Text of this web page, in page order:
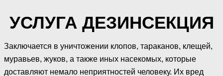
УСЛУГА ДЕЗИНСЕКЦИЯ
Заключается в уничтожении клопов, тараканов, клещей,
муравьев, жуков, а также иных насекомых, которые
доставляют немало неприятностей человеку. Их вред